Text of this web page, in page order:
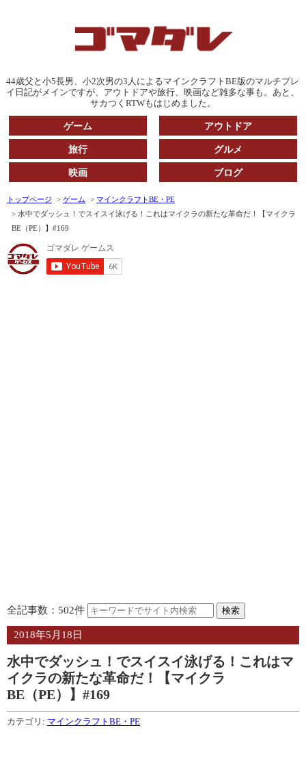
44歳父と小5長男、小2次男の3人によるマインクラフトBE版のマルチプレ
イ日記がメインですが、アウトドアや旅行、映画など雑多な事も。あと、
サカつくRTWもはじめました。
ゲーム アウトドア
旅行 グルメ
映画 ブログ
トップページ ゲーム
マインクラフトBE・PE
水中でダッシュ！でスイスイ泳げる！これはマイクラの新たな革命だ！【マイクラ
BE（PE）】#169
全記事数：502件
2018年5月18日
水中でダッシュ！でスイスイ泳げる！これはマ
イクラの新たな革命だ！【マイクラ
BE（PE）】#169
カテゴリ: マインクラフトBE・PE